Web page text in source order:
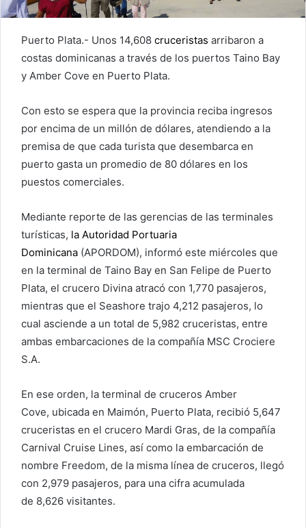
Puerto Plata.- Unos 14,608 cruceristas arribaron a
costas dominicanas a través de los puertos Taino Bay
y Amber Cove en Puerto Plata.
Con esto se espera que la provincia reciba ingresos
por encima de un millón de dólares, atendiendo a la
premisa de que cada turista que desembarca en
puerto gasta un promedio de 80 dólares en los
puestos comerciales.
Mediante reporte de las gerencias de las terminales
turísticas, la Autoridad Portuaria
Dominicana (APORDOM), informó este miércoles que
en la terminal de Taino Bay en San Felipe de Puerto
Plata, el crucero Divina atracó con 1,770 pasajeros,
mientras que el Seashore trajo 4,212 pasajeros, lo
cual asciende a un total de 5,982 cruceristas, entre
ambas embarcaciones de la compañía MSC Crociere
S.A.
En ese orden, la terminal de cruceros Amber
Cove, ubicada en Maimón, Puerto Plata, recibió 5,647
cruceristas en el crucero Mardi Gras, de la compañía
Carnival Cruise Lines, así como la embarcación de
nombre Freedom, de la misma línea de cruceros, llegó
con 2,979 pasajeros, para una cifra acumulada
de 8,626 visitantes.